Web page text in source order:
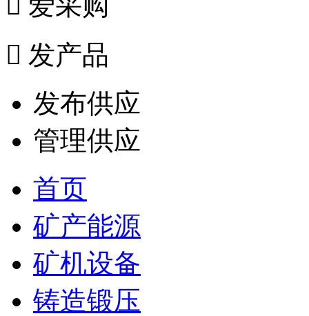
 发产品
发布供应
管理供应
首页
矿产能源
矿机设备
铸造锻压